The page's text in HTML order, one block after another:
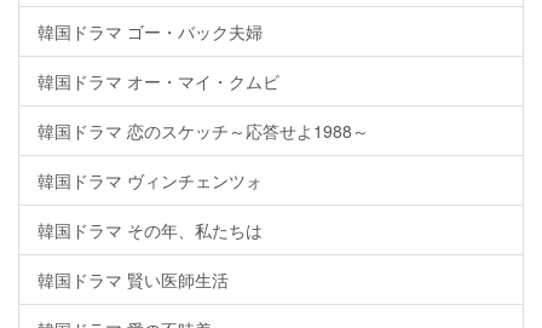
韓国ドラマ ゴー・バック夫婦
韓国ドラマ オー・マイ・クムビ
韓国ドラマ 恋のスケッチ～応答せよ1988～
韓国ドラマ ヴィンチェンツォ
韓国ドラマ その年、私たちは
韓国ドラマ 賢い医師生活